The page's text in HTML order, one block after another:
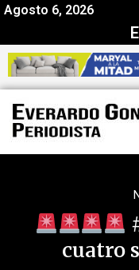
Agosto 6, 2026
cuatro